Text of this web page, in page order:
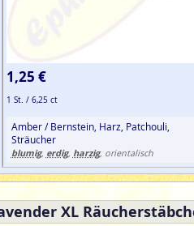
1,25 €
1 St. / 6,25 ct
Amber / Bernstein, Harz, Patchouli,
Sträucher
blumig, erdig, harzig, orientalisch
XL